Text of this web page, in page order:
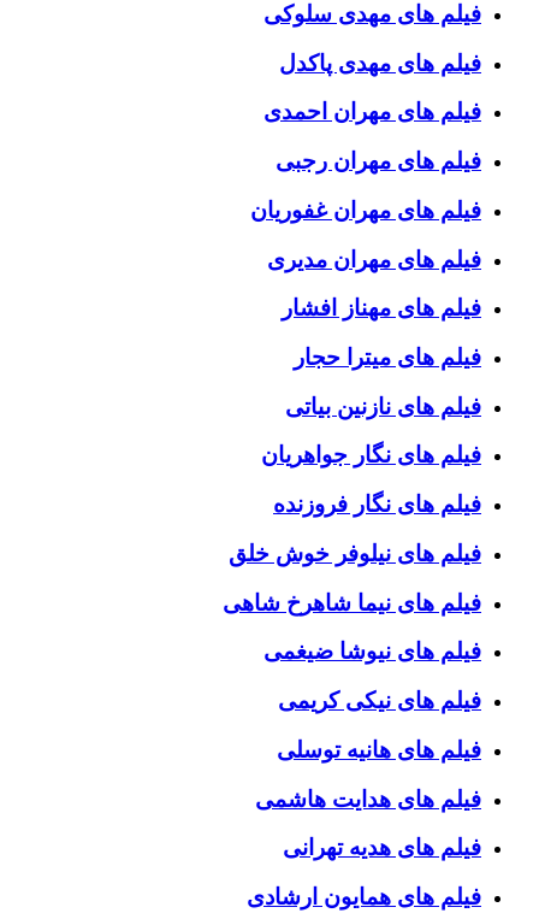
فیلم های مهدی سلوکی
فیلم های مهدی پاکدل
فیلم های مهران احمدی
فیلم های مهران رجبی
فیلم های مهران غفوریان
فیلم های مهران مدیری
فیلم های مهناز افشار
فیلم های میترا حجار
فیلم های نازنین بیاتی
فیلم های نگار جواهریان
فیلم های نگار فروزنده
فیلم های نیلوفر خوش خلق
فیلم های نیما شاهرخ شاهی
فیلم های نیوشا ضیغمی
فیلم های نیکی کریمی
فیلم های هانیه توسلی
فیلم های هدایت هاشمی
فیلم های هدیه تهرانی
فیلم های همایون ارشادی